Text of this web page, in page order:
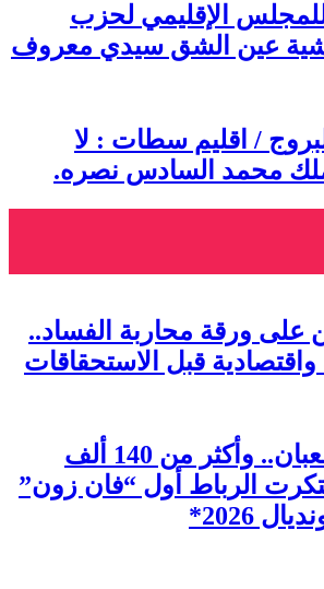
للمجلس الإقليمي لحزب
عين الشق سيدي معروف
/ اقليم سطات : لا
محمد السادس نصره.
على ورقة محاربة الفساد..
قبل الاستحقاقات
*6 مباريات.. ملعبان.. وأكثر من 140 ألف
الرباط أول “فان زون”
2026*